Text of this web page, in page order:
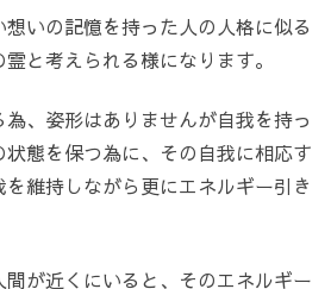
いの記憶を持った人の人格に似る
と考えられる様になります。
、姿形はありませんが自我を持っ
態を保つ為に、その自我に相応す
維持しながら更にエネルギー引き
間が近くにいると、そのエネルギー